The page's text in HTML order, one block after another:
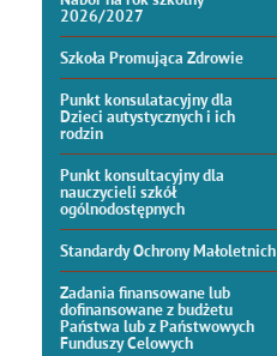
2026/2027
Szkoła Promująca Zdrowie
Punkt konsulatacyjny dla
Dzieci autystycznych i ich
rodzin
Punkt konsultacyjny dla
nauczycieli szkół
ogólnodostępnych
Standardy Ochrony Małoletnich
Zadania finansowane lub
dofinansowane z budżetu
Państwa lub z Państwowych
Funduszy Celowych